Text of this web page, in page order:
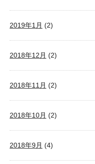
2019年1月 (2)
2018年12月 (2)
2018年11月 (2)
2018年10月 (2)
2018年9月 (4)